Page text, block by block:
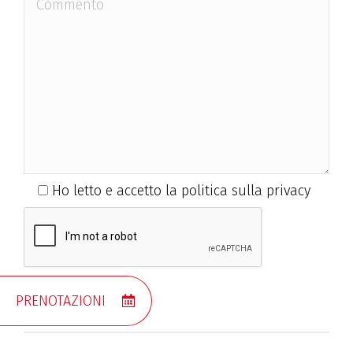
Ho letto e accetto la politica sulla privacy
PRENOTAZIONI